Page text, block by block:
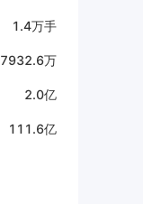
1.4万手
7932.6万
2.0亿
111.6亿